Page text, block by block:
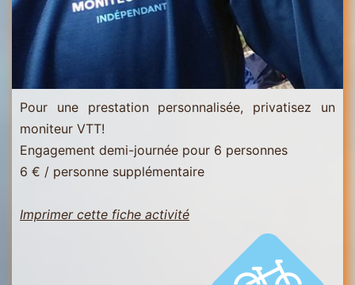
Pour une prestation personnalisée, privatisez un
moniteur VTT!
Engagement demi-journée pour 6 personnes
6 € / personne supplémentaire
Imprimer cette fiche activité